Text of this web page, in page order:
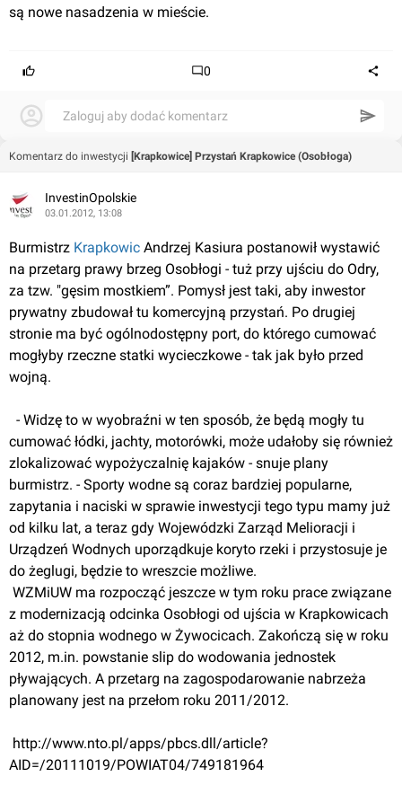
są nowe nasadzenia w mieście.
0
Zaloguj aby dodać komentarz
Komentarz do inwestycji [Krapkowice] Przystań Krapkowice (Osobłoga)
InvestinOpolskie
03.01.2012, 13:08
Burmistrz Krapkowic Andrzej Kasiura postanowił wystawić
na przetarg prawy brzeg Osobłogi - tuż przy ujściu do Odry,
za tzw. "gęsim mostkiem”. Pomysł jest taki, aby inwestor
prywatny zbudował tu komercyjną przystań. Po drugiej
stronie ma być ogólnodostępny port, do którego cumować
mogłyby rzeczne statki wycieczkowe - tak jak było przed
wojną.
cumować łódki, jachty, motorówki, może udałoby się również
zlokalizować wypożyczalnię kajaków - snuje plany
burmistrz. - Sporty wodne są coraz bardziej popularne,
zapytania i naciski w sprawie inwestycji tego typu mamy już
od kilku lat, a teraz gdy Wojewódzki Zarząd Melioracji i
Urządzeń Wodnych uporządkuje koryto rzeki i przystosuje je
do żeglugi, będzie to wreszcie możliwe.
z modernizacją odcinka Osobłogi od ujścia w Krapkowicach
aż do stopnia wodnego w Żywocicach. Zakończą się w roku
2012, m.in. powstanie slip do wodowania jednostek
pływających. A przetarg na zagospodarowanie nabrzeża
planowany jest na przełom roku 2011/2012.
AID=/20111019/POWIAT04/749181964